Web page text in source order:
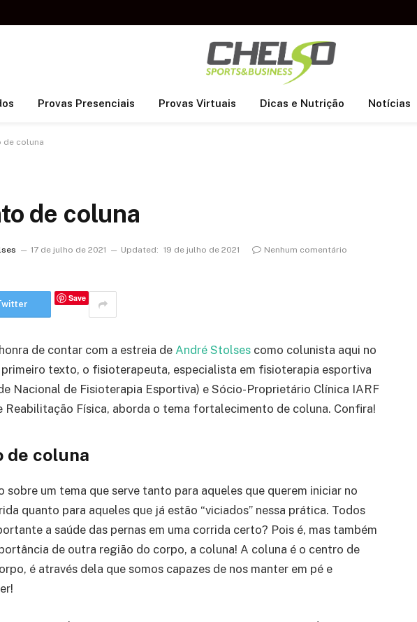
Provas Presenciais Provas Virtuais Dicas e Nutrição Notícias
de coluna
de coluna
17 de julho de 2021 Updated: 19 de julho de 2021
Nenhum comentário
Save
de contar com a estreia de André Stolses como colunista aqui no
primeiro texto, o fisioterapeuta, especialista em fisioterapia esportiva
Nacional de Fisioterapia Esportiva) e Sócio-Proprietário Clínica IARF
Física, aborda o tema fortalecimento de coluna. Confira!
de coluna
sobre um tema que serve tanto para aqueles que querem iniciar no
quanto para aqueles que já estão “viciados” nessa prática. Todos
a saúde das pernas em uma corrida certo? Pois é, mas também
de outra região do corpo, a coluna! A coluna é o centro de
é através dela que somos capazes de nos manter em pé e